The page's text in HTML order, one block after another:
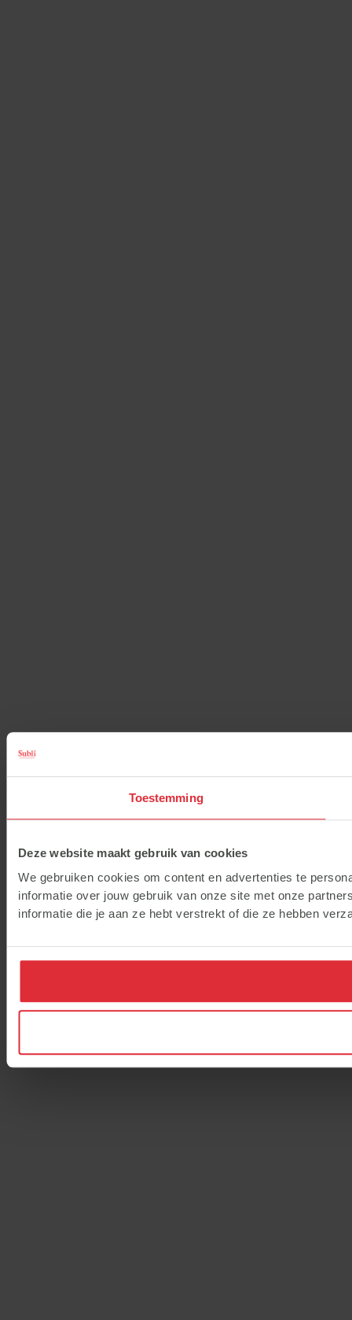
Toestemming
Deze website maakt gebruik van cookies
We gebruiken cookies om content en advertenties te
informatie over jouw gebruik van onze site met onze
informatie die je aan ze hebt verstrekt of die ze hebben